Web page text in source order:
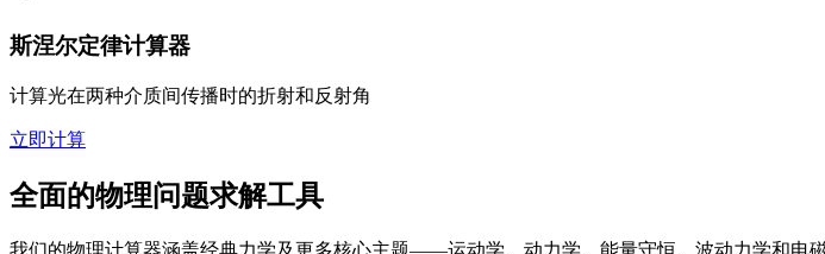
斯涅尔定律计算器
计算光在两种介质间传播时的折射和反射角
立即计算
全面的物理问题求解工具
我们的物理计算器涵盖经典力学及更多核心主题——运动学、动力学、能量守恒、波动力学和电